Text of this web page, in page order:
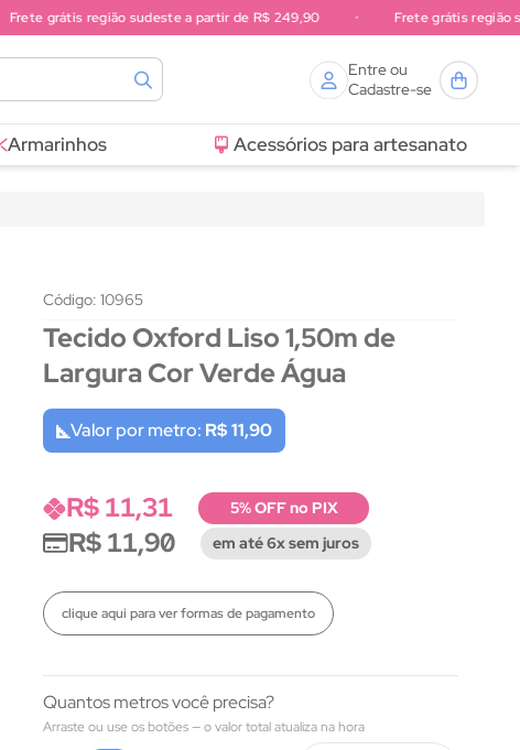
Frete grátis região sudeste a partir de R$ 249,90 Frete grátis região
Entre ou
Cadastre-se
Armarinhos Acessórios para artesanato
Código: 10965
Tecido Oxford Liso 1,50m de
Largura Cor Verde Água
Valor por metro: R$ 11,90
R$ 11,31 5% OFF no PIX
R$ 11,90 em até 6x sem juros
clique aqui para ver formas de pagamento
Quantos metros você precisa?
Arraste ou use os botões — o valor total atualiza na hora